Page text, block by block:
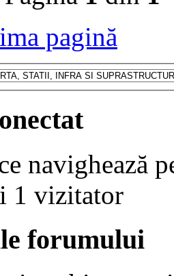
pagină
navighează
1 vizitator
forumului